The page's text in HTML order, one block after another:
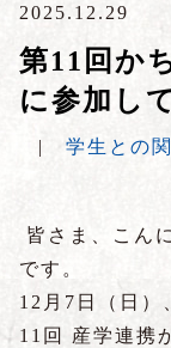
2025.12.29
第11回か
に参加し
| 学生との
皆さま、こん
です。
12月7日（日）
11回 産学連携